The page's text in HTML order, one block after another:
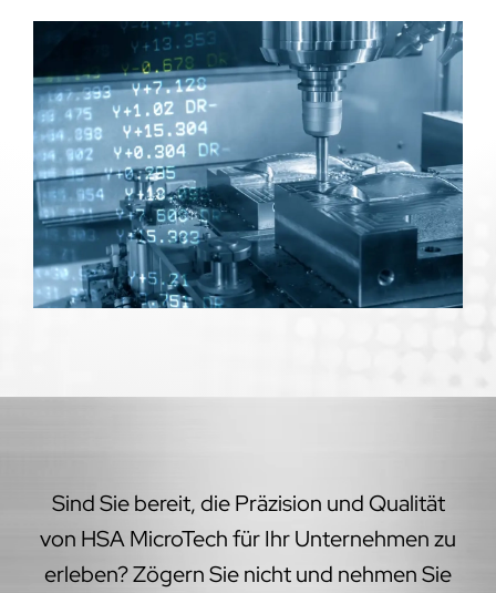
Sind Sie bereit, die Präzision und Qualität
von HSA MicroTech für Ihr Unternehmen zu
erleben? Zögern Sie nicht und nehmen Sie